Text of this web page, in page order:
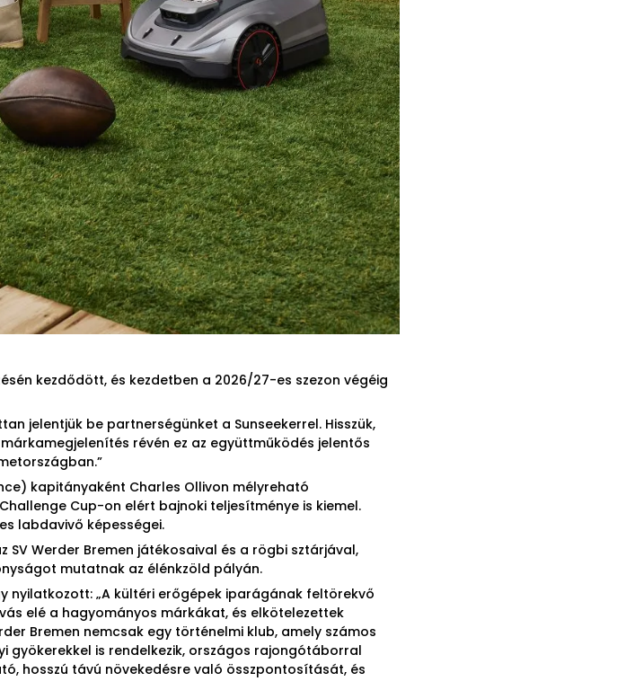
kezdődött, és kezdetben a 2026/27-es szezon végéig
jelentjük be partnerségünket a Sunseekerrel. Hisszük,
révén ez az együttműködés jelentős
kapitányaként Charles Ollivon mélyreható
Cup-on elért bajnoki teljesítménye is kiemel.
labdavivő képességei.
Werder Bremen játékosaival és a rögbi sztárjával,
mutatnak az élénkzöld pályán.
nyilatkozott: „A kültéri erőgépek iparágának feltörekvő
elé a hagyományos márkákat, és elkötelezettek
Bremen nemcsak egy történelmi klub, amely számos
gyökerekkel is rendelkezik, országos rajongótáborral
hosszú távú növekedésre való összpontosítását, és